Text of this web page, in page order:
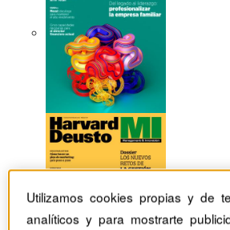
Utilizamos cookies propias y de
analíticos y para mostrarte